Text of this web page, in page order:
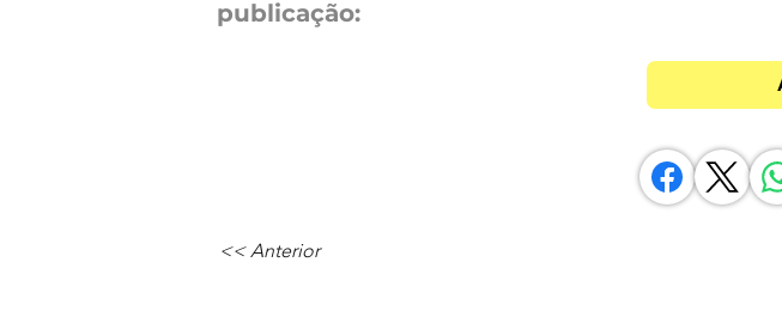
publicação:
<< Anterior